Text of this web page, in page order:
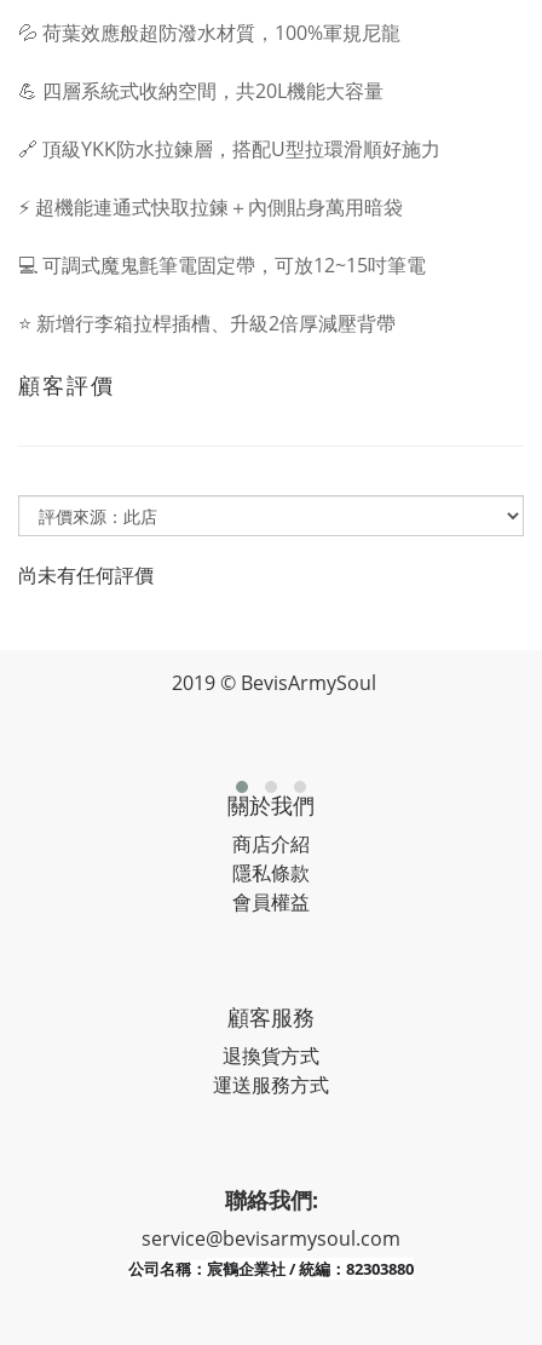
💦 荷葉效應般超防潑水材質，100%軍規尼龍
💪 四層系統式收納空間，共20L機能大容量
🔗 頂級YKK防水拉鍊層，搭配U型拉環滑順好施力
⚡ 超機能連通式快取拉鍊＋內側貼身萬用暗袋
💻 可調式魔鬼氈筆電固定帶，可放12~15吋筆電
⭐ 新增行李箱拉桿插槽、升級2倍厚減壓背帶
顧客評價
尚未有任何評價
2019 © BevisArmySoul
關於我們
商店介紹
隱私條款
會員權益
顧客服務
退換貨方式
運送服務方式
聯絡我們:
service@bevisarmysoul.com
公司名稱： 宸鶴企業社 / 統編：82303880